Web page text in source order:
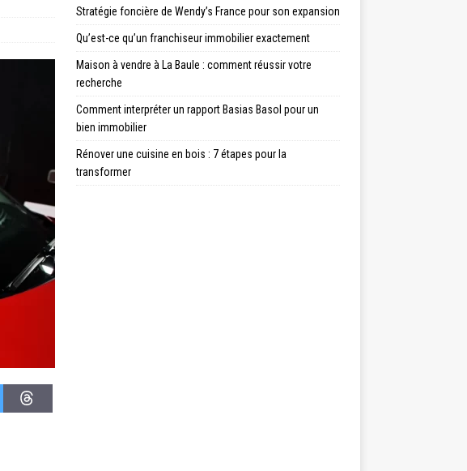
Stratégie foncière de Wendy’s France pour son expansion
Qu’est-ce qu’un franchiseur immobilier exactement
Maison à vendre à La Baule : comment réussir votre
recherche
Comment interpréter un rapport Basias Basol pour un
bien immobilier
Rénover une cuisine en bois : 7 étapes pour la
transformer